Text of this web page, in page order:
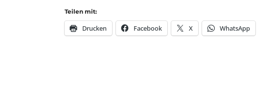
Teilen mit:
Drucken Facebook X WhatsApp